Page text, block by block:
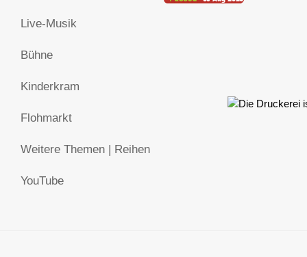
Live-Musik
Bühne
Kinderkram
Flohmarkt
Weitere Themen | Reihen
YouTube